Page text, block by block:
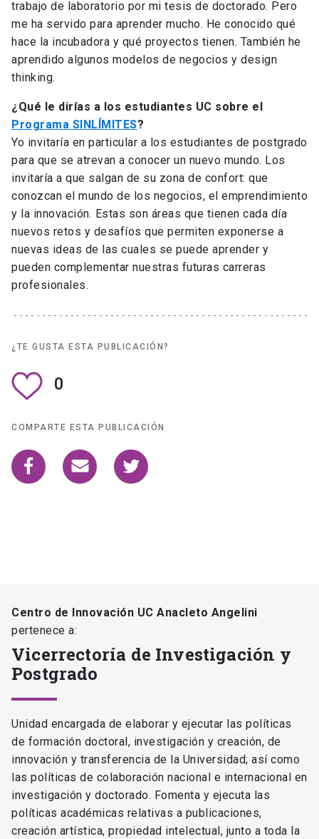
trabajo de laboratorio por mi tesis de doctorado. Pero
me ha servido para aprender mucho. He conocido qué
hace la incubadora y qué proyectos tienen. También he
aprendido algunos modelos de negocios y design
thinking.
¿Qué le dirías a los estudiantes UC sobre el
Programa SINLÍMITES?
Yo invitaría en particular a los estudiantes de postgrado
para que se atrevan a conocer un nuevo mundo. Los
invitaría a que salgan de su zona de confort: que
conozcan el mundo de los negocios, el emprendimiento
y la innovación. Estas son áreas que tienen cada día
nuevos retos y desafíos que permiten exponerse a
nuevas ideas de las cuales se puede aprender y
pueden complementar nuestras futuras carreras
profesionales.
¿TE GUSTA ESTA PUBLICACIÓN?
0
COMPARTE ESTA PUBLICACIÓN
Centro de Innovación UC Anacleto Angelini
pertenece a:
Vicerrectoría de Investigación y
Postgrado
Unidad encargada de elaborar y ejecutar las políticas
de formación doctoral, investigación y creación, de
innovación y transferencia de la Universidad; así como
las políticas de colaboración nacional e internacional en
investigación y doctorado. Fomenta y ejecuta las
políticas académicas relativas a publicaciones,
creación artística, propiedad intelectual, junto a toda la